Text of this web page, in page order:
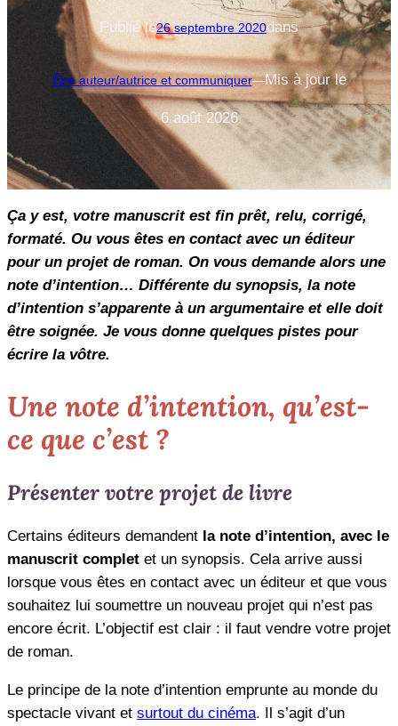
Publié le26 septembre 2020dans
Être auteur/autrice et communiquer—Mis à jour le
6 août 2026
Ça y est, votre manuscrit est fin prêt, relu, corrigé,
formaté. Ou vous êtes en contact avec un éditeur
pour un projet de roman. On vous demande alors une
note d’intention… Différente du synopsis, la note
d’intention s’apparente à un argumentaire et elle doit
être soignée. Je vous donne quelques pistes pour
écrire la vôtre.
Une note d’intention, qu’est-
ce que c’est ?
Présenter votre projet de livre
Certains éditeurs demandent la note d’intention, avec le
manuscrit complet et un synopsis. Cela arrive aussi
lorsque vous êtes en contact avec un éditeur et que vous
souhaitez lui soumettre un nouveau projet qui n’est pas
encore écrit. L’objectif est clair : il faut vendre votre projet
de roman.
Le principe de la note d’intention emprunte au monde du
spectacle vivant et surtout du cinéma. Il s’agit d’un